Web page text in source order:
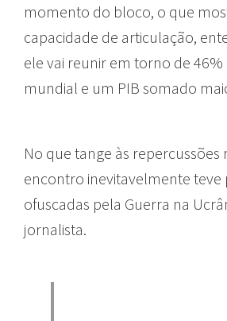
momento do bloco, o que
capacidade de articulação,
ele vai reunir em torno de
mundial e um PIB somado
No que tange às repercussões
encontro inevitavelmente teve
ofuscadas pela Guerra na
jornalista.